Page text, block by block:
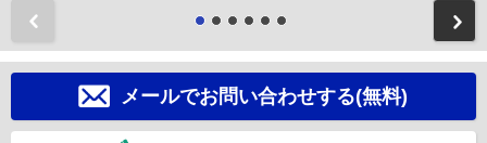
メールでお問い合わせする(無料)